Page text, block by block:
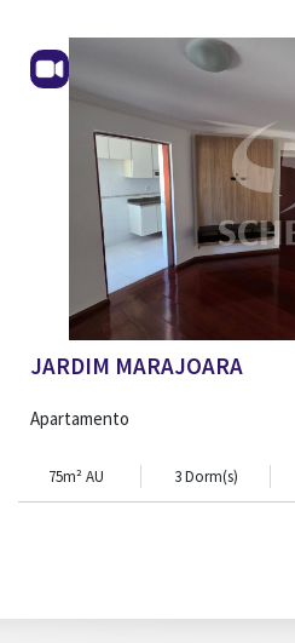
CONTATO
JARDIM MARAJOARA
Apartamento
75m² AU 3 Dorm(s)